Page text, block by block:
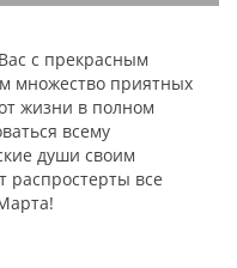
с прекрасным
множество приятных
жизни в полном
всему
души своим
распростерты все